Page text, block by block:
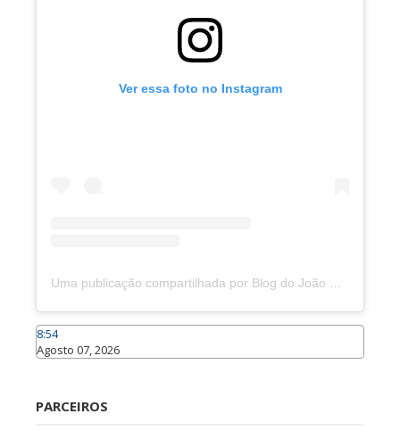
Ver essa foto no Instagram
Uma publicação compartilhada por Blog do João Marcolino (@joaomarcolinoneto)
8:54
Agosto 07, 2026
PARCEIROS